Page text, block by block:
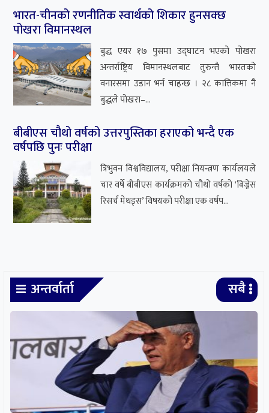
अन्तर्वार्ता सबै
देउवाको अलमल : प्रचण्डलाई विश्वासको मत दिने कि
गृहमन्त्रीको नागरिकता ‘दुरुपयोग’ बारे अनुसन्धान गर्न आलटाल
भारत-चीनको रणनीतिक स्वार्थको शिकार हुनसक्छ पोखरा
बीबीएस चौथो वर्षको उत्तरपुस्तिका हराएको भन्दै एक वर्षपछि पुनः
परीक्षा
सर्वोच्चमा सुनुवाइ : लामिछानेको सांसद पद खारेज हुने कानुन
व्यवसायीहरुको तर्क